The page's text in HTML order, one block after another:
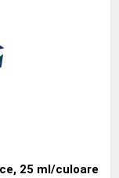
25 ml/culoare